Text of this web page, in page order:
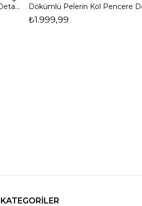
Dökümlü Pelerin Kol Pencere Detaylı Maxi Kahverengi Arlev Kadın Elbise 26Y511
₺1.999,99
KATEGORİLER